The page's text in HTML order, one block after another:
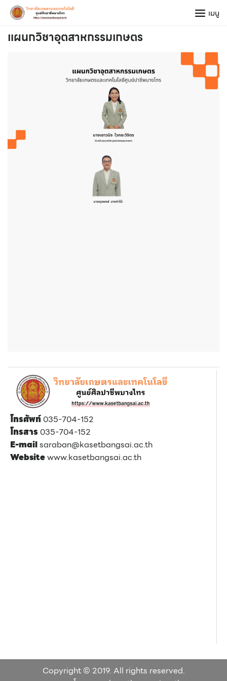
Skip
content
เมนู
แผนกวิชาอุตสาหกรรมเกษตร
โทรศัพท์ 035-704-152
โทรสาร 035-704-152
E-mailsaraban@kasetbangsai.ac.th
Websitewww.kasetbangsai.ac.th
Copyright © 2019. All rights reserved.